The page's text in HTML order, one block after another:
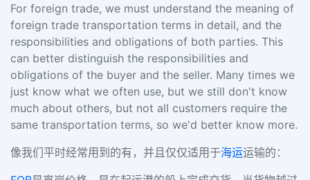
For foreign trade, we must understand the meaning of
foreign trade transportation terms in detail, and the
responsibilities and obligations of both parties. This
can better distinguish the responsibilities and
obligations of the buyer and the seller. Many times we
just know what we often use, but we still don't know
much about others, but not all customers require the
same transportation terms, so we'd better know more.
像我们平时经常用到的有，并且仅仅适用于海运运输的：